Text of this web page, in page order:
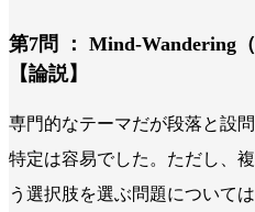
第7問 ： Mind-Wandering
【論説】
専門的なテーマだが段落と設
特定は容易でした。ただし、
う選択肢を選ぶ問題について